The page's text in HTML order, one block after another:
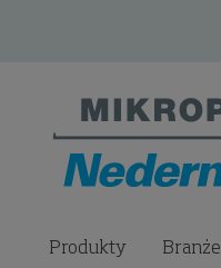
Produkty Branże